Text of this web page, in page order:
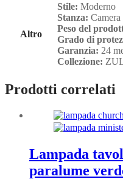
Altro
Stile: Moderno
Stanza:
Peso del
Grado di
Garanzia: 24
Collezione:
Prodotti correlati
Lampada
paralume